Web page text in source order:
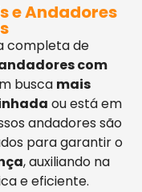
e Andadores
completa de
com
busca mais
ou está em
andadores são
para garantir o
, auxiliando na
e eficiente.